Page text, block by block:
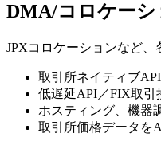
DMA/コロケー
JPXコロケーションなど、
取引所ネイティブ
低遅延API／FIX取引
ホスティング、機器
取引所価格データを